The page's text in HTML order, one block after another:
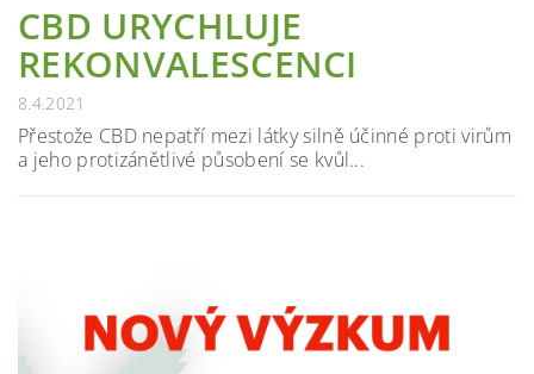
CBD URYCHLUJE
REKONVALESCENCI
8.4.2021
Přestože CBD nepatří mezi látky silně účinné proti virům
a jeho protizánětlivé působení se kvůl...